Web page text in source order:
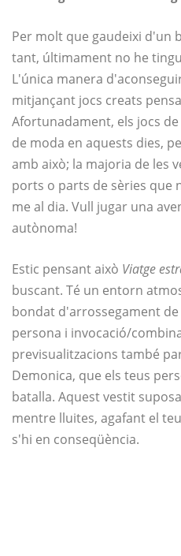
Per molt que gaudeixi d'un
tant, últimament no he
L'única manera
mitjançant jocs creats
Afortunadament, els jocs
de moda en aquests dies,
amb això; la majoria de les
ports o parts de sèries que
me al dia. Vull jugar una
autònoma!
Estic pensant això Viatge
buscant. Té un entorn
bondat d'arrossegament
persona i invocació/
previsualitzacions també
Demonica, que els teus
batalla. Aquest vestit
mentre lluites, agafant el
s'hi en conseqüència.